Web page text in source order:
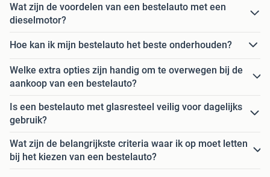
Wat zijn de voordelen van een bestelauto met een
dieselmotor?
Hoe kan ik mijn bestelauto het beste onderhouden?
Welke extra opties zijn handig om te overwegen bij de
aankoop van een bestelauto?
Is een bestelauto met glasresteel veilig voor dagelijks
gebruik?
Wat zijn de belangrijkste criteria waar ik op moet letten
bij het kiezen van een bestelauto?